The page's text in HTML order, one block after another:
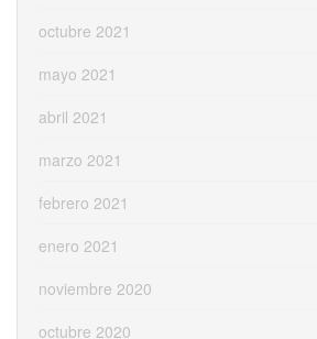
octubre 2021
mayo 2021
abril 2021
marzo 2021
febrero 2021
enero 2021
noviembre 2020
octubre 2020